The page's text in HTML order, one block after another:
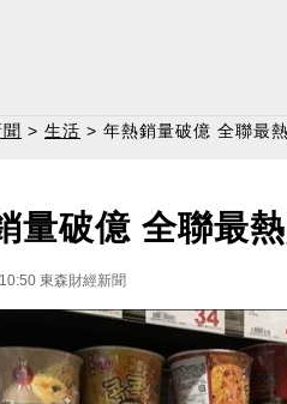
> 生活 > 年熱銷量破億 全聯最
量破億 全聯最
東森財經新聞